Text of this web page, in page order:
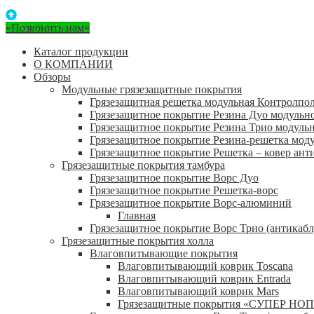
«Позвонить нам»
Каталог продукции
О КОМПАНИИ
Обзоры
Модульные грязезащитные покрытия
Грязезащитная решетка модульная
Грязезащитное покрытие Резина Дуо
Грязезащитное покрытие Резина Трио
Грязезащитное покрытие Резина-решетка
Грязезащитное покрытие Решетка – ковер
Грязезащитные покрытия тамбура
Грязезащитное покрытие Ворс Дуо
Грязезащитное покрытие Решетка-ворс
Грязезащитное покрытие Ворс-алюминий
Главная
Грязезащитное покрытие Ворс Трио
Грязезащитные покрытия холла
Влаговпитывающие покрытия
Влаговпитывающий коврик Toscana
Влаговпитывающий коврик Entrada
Влаговпитывающий коврик Mars
Грязезащитные покрытия «СУПЕР